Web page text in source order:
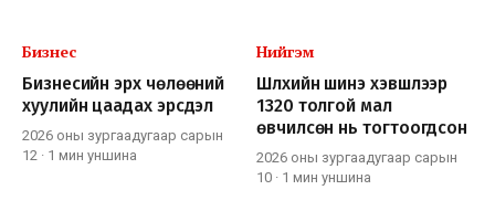
Бизнес
Бизнесийн эрх чөлөөний
хуулийн цаадах эрсдэл
2026 оны зургаадугаар сарын
12 · 1 мин уншина
Нийгэм
Шүлхийн шинэ хэвшлээр
1320 толгой мал
өвчилсөн нь тогтоогдсон
2026 оны зургаадугаар сарын
10 · 1 мин уншина